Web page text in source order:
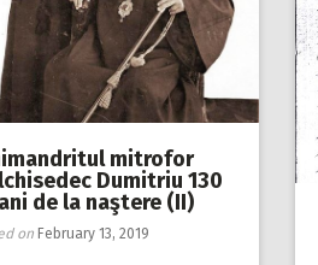
mitrofor
Dumitriu 130
de la naştere (II)
on February 13, 2019